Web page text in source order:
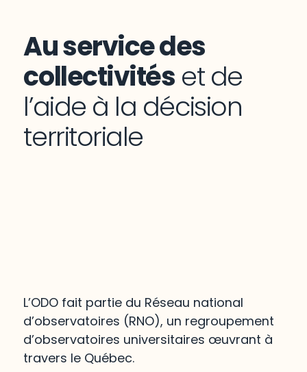
Au service des
collectivités et de
l’aide à la décision
territoriale
L’ODO fait partie du Réseau national
d’observatoires (RNO), un regroupement
d’observatoires universitaires œuvrant à
travers le Québec.